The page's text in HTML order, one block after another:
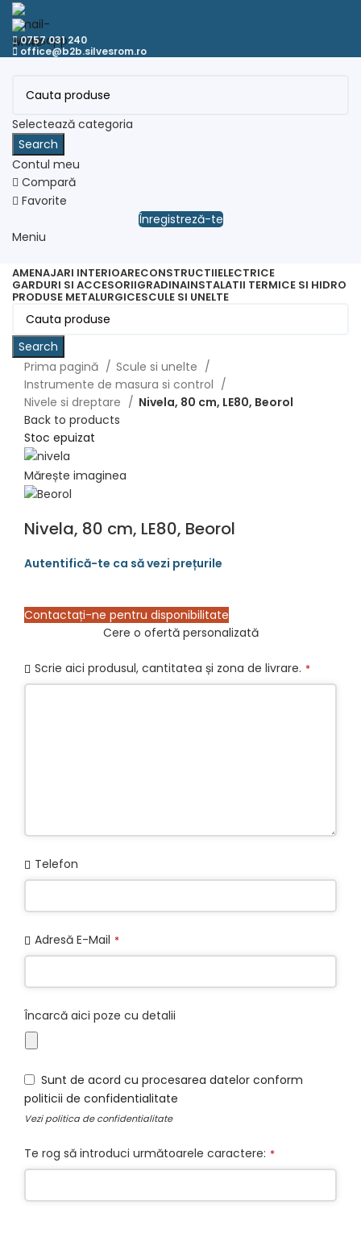
0757 031 240
office@b2b.silvesrom.ro
Selectează categoria
Search
Contul meu
Compară
Favorite
Înregistreză-te
Meniu
AMENAJARI INTERIOARECONSTRUCTIIELECTRICE
GARDURI SI ACCESORIIGRADINAINSTALATII TERMICE SI HIDRO
PRODUSE METALURGICESCULE SI UNELTE
Search
Prima pagină
Scule si unelte
Instrumente de masura si control
Nivele si dreptare
Nivela, 80 cm, LE80, Beorol
Back to products
Stoc epuizat
Mărește imaginea
Nivela, 80 cm, LE80, Beorol
Contactați-ne pentru disponibilitate
Cere o ofertă personalizată
Scrie aici produsul, cantitatea și zona de livrare. *
Telefon
Adresă E-Mail *
Încarcă aici poze cu detalii
Sunt de acord cu procesarea datelor conform
politicii de confidentialitate
Vezipolitica de confidentialitate
Te rog să introduci următoarele caractere: *